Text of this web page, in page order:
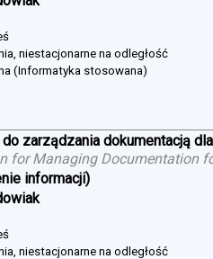
niestacjonarne na odległość
(Informatyka stosowana)
zarządzania dokumentacją
for Managing Documentation
informacji)
niestacjonarne na odległość